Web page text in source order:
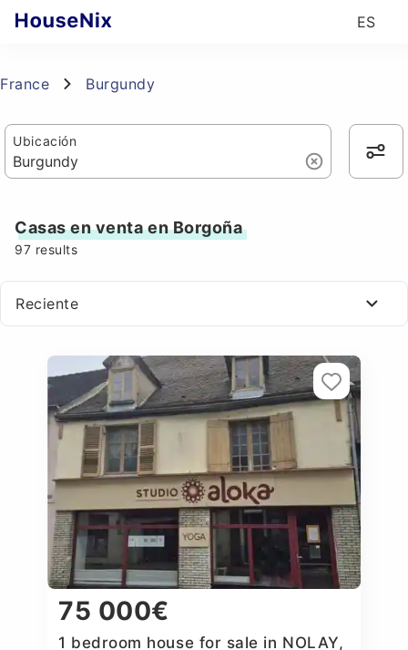
ES
France Burgundy
Ubicación
Casas en venta en Borgoña
97 results
Reciente
75 000€
1 bedroom house for sale in NOLAY,